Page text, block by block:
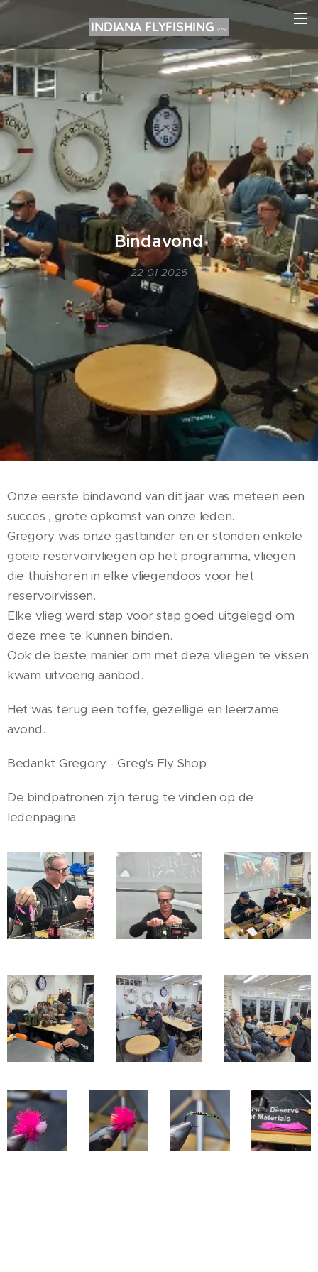
INDIANA FLYFISHINGVZW
Bindavond
22-01-2026
Onze eerste bindavond van dit jaar was meteen een
succes , grote opkomst van onze leden.
Gregory was onze gastbinder en er stonden enkele
goeie reservoirvliegen op het programma, vliegen
die thuishoren in elke vliegendoos voor het
reservoirvissen.
Elke vlieg werd stap voor stap goed uitgelegd om
deze mee te kunnen binden.
Ook de beste manier om met deze vliegen te vissen
kwam uitvoerig aanbod.
Het was terug een toffe, gezellige en leerzame
avond.
Bedankt Gregory - Greg's Fly Shop
De bindpatronen zijn terug te vinden op de
ledenpagina